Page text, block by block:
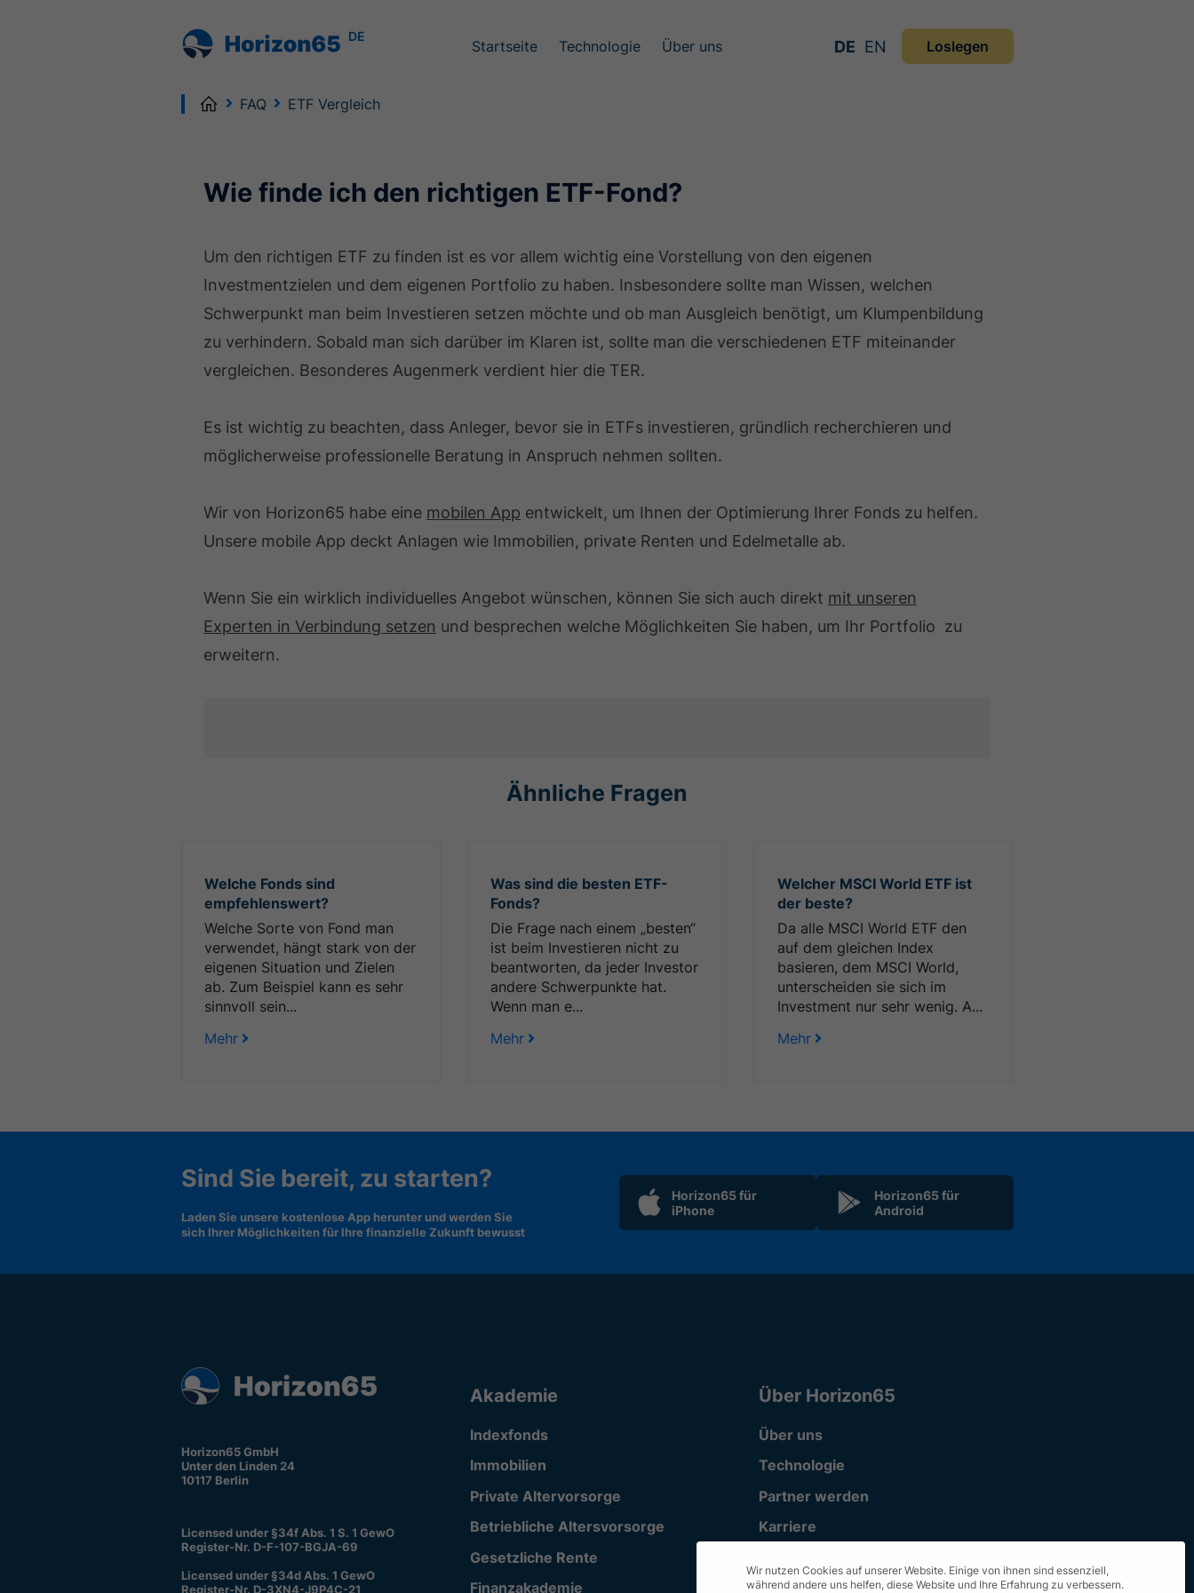
DE
Startseite Technologie Über uns DE EN Loslegen
HomeFAQ ETF Vergleich
Wie finde ich den richtigen ETF-Fond?
Um den richtigen ETF zu finden ist es vor allem wichtig eine Vorstellung von den eigenen
Investmentzielen und dem eigenen Portfolio zu haben. Insbesondere sollte man Wissen, welchen
Schwerpunkt man beim Investieren setzen möchte und ob man Ausgleich benötigt, um Klumpenbildung
zu verhindern. Sobald man sich darüber im Klaren ist, sollte man die verschiedenen ETF miteinander
vergleichen. Besonderes Augenmerk verdient hier die TER.
Es ist wichtig zu beachten, dass Anleger, bevor sie in ETFs investieren, gründlich recherchieren und
möglicherweise professionelle Beratung in Anspruch nehmen sollten.
Wir von Horizon65 habe eine mobilen App entwickelt, um Ihnen der Optimierung Ihrer Fonds zu helfen.
Unsere mobile App deckt Anlagen wie Immobilien, private Renten und Edelmetalle ab.
Wenn Sie ein wirklich individuelles Angebot wünschen, können Sie sich auch direkt mit unseren
Experten in Verbindung setzen und besprechen welche Möglichkeiten Sie haben, um Ihr Portfolio zu
erweitern.
Ähnliche Fragen
Welche Fonds sind
empfehlenswert?
Welche Sorte von Fond man
verwendet, hängt stark von der
eigenen Situation und Zielen
ab. Zum Beispiel kann es sehr
sinnvoll sein...
Mehr
Was sind die besten ETF-
Fonds?
Die Frage nach einem „besten“
ist beim Investieren nicht zu
beantworten, da jeder Investor
andere Schwerpunkte hat.
Wenn man e...
Mehr
Welcher MSCI World ETF ist
der beste?
Da alle MSCI World ETF den
auf dem gleichen Index
basieren, dem MSCI World,
unterscheiden sie sich im
Investment nur sehr wenig. A...
Mehr
Sind Sie bereit, zu starten?
Laden Sie unsere kostenlose App herunter und werden Sie
sich Ihrer Möglichkeiten für Ihre finanzielle Zukunft bewusst
Horizon65 für
iPhone
Horizon65 für
Android
Horizon65 GmbH
Unter den Linden 24
10117 Berlin
Licensed under §34f Abs. 1 S. 1 GewO
Register-Nr. D-F-107-BGJA-69
Licensed under §34d Abs. 1 GewO
Register-Nr. D-3XN4-J9P4C-21
Akademie
Indexfonds
Immobilien
Private Altervorsorge
Betriebliche Altersvorsorge
Gesetzliche Rente
Finanzakademie
Über Horizon65
Über uns
Technologie
Partner werden
Karriere
Wir nutzen Cookies auf unserer Website. Einige von ihnen sind essenziell,
während andere uns helfen, diese Website und Ihre Erfahrung zu verbessern.